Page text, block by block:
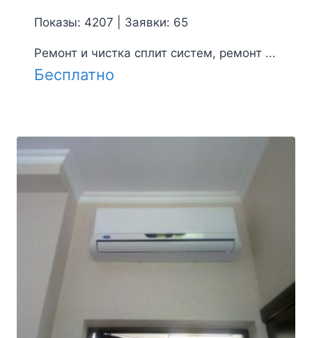
Показы: 4207 | Заявки: 65
Ремонт и чистка сплит систем, ремонт ...
Бесплатно